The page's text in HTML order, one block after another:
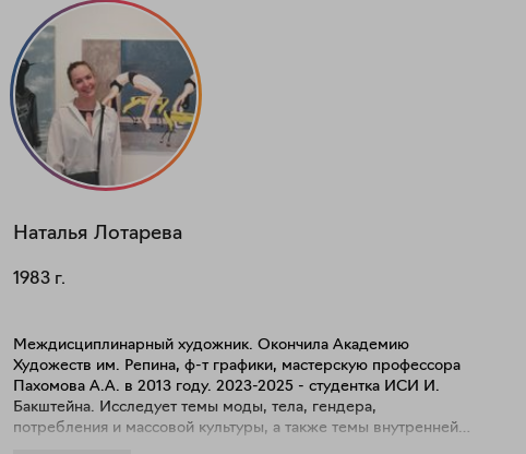
Наталья Лотарева
1983 г.
Междисциплинарный художник. Окончила Академию
Художеств им. Репина, ф-т графики, мастерскую профессора
Пахомова А.А. в 2013 году. 2023-2025 - студентка ИСИ И.
Бакштейна. Исследует темы моды, тела, гендера,
потребления и массовой культуры, а также темы внутренней